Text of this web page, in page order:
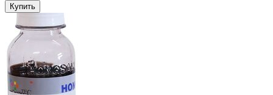
Купить